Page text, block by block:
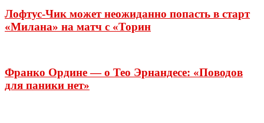
Лофтус-Чик может неожиданно попасть в старт
«Милана» на матч с «Торин
Франко Ордине — о Тео Эрнандесе: «Поводов
для паники нет»